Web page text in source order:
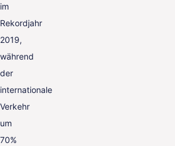
im
Rekordjahr
2019,
während
der
internationale
Verkehr
um
70%